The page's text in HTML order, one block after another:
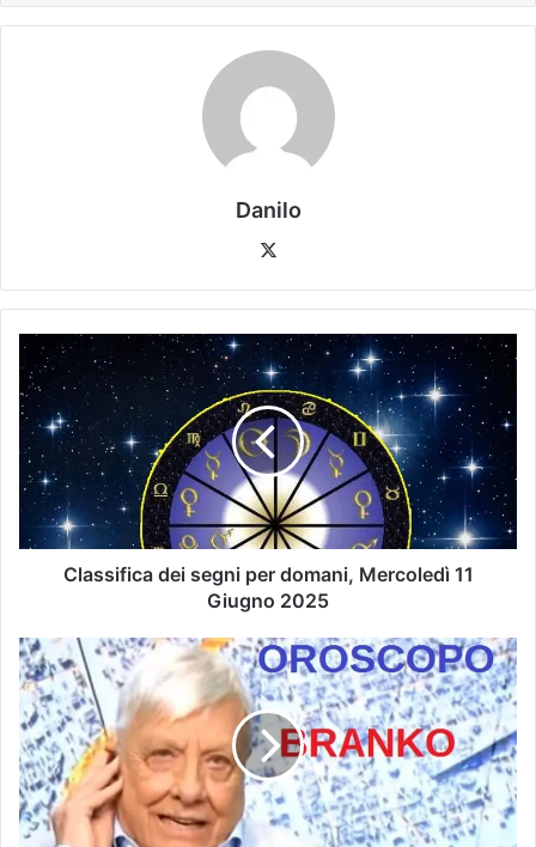
Danilo
Classifica dei segni per domani, Mercoledì 11
Giugno 2025